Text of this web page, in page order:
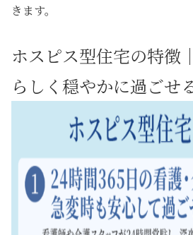
きます。
ホスピス型住宅の特徴
らしく穏やかに過ごせ